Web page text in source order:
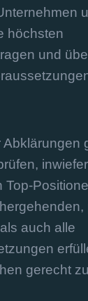
höchsten
und
Top-
auch alle
gerecht